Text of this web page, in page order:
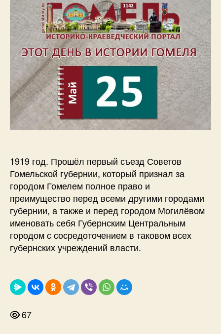
1919 год. Прошёл первый съезд Советов
Гомельской губернии, который признал за
городом Гомелем полное право и
преимущество перед всеми другими городами
губернии, а также и перед городом Могилёвом
именовать себя Губернским Центральным
городом с сосредоточением в таковом всех
губернских учреждений власти.
67